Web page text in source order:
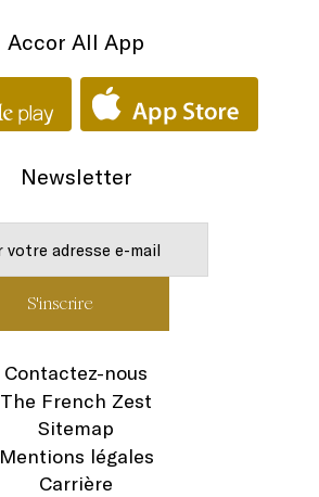
Accor All App
Newsletter
Contactez-nous
The French Zest
Sitemap
Mentions légales
Carrière